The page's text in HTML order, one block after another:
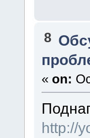
8
« on:
http://